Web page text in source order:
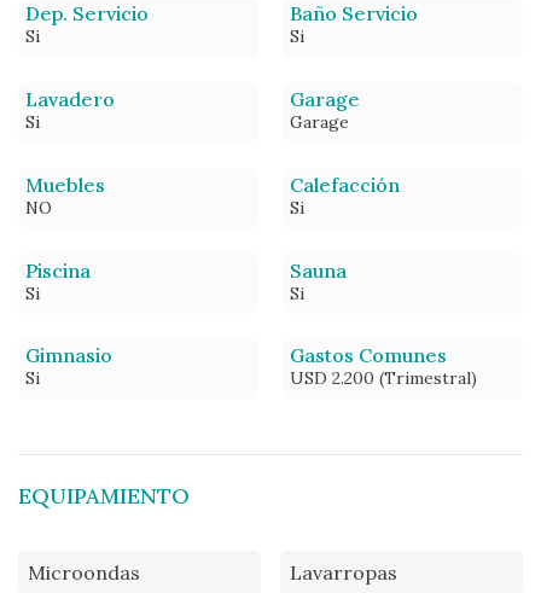
Dep. Servicio
Si
Baño Servicio
Si
Lavadero
Si
Garage
Garage
Muebles
NO
Calefacción
Si
Piscina
Si
Sauna
Si
Gimnasio
Si
Gastos Comunes
USD 2.200 (Trimestral)
EQUIPAMIENTO
Microondas Lavarropas